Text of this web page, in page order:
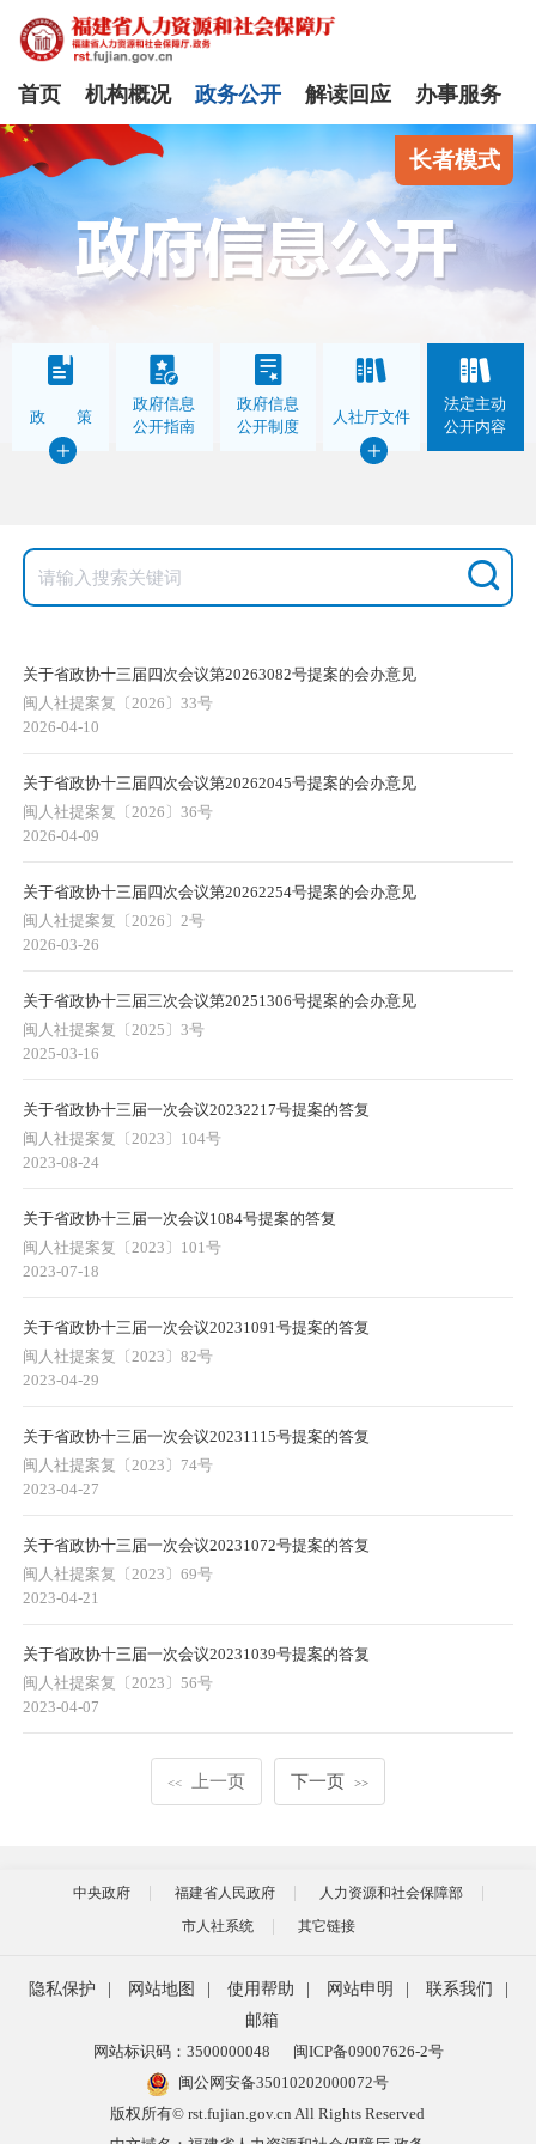
首页 机构概况 政务公开 解读回应 办事服务
长者模式
政 策
政府信息
公开指南
政府信息
公开制度
人社厅文件
法定主动
公开内容
关于省政协十三届四次会议第20263082号提案的会办意见
闽人社提案复〔2026〕33号
2026-04-10
关于省政协十三届四次会议第20262045号提案的会办意见
闽人社提案复〔2026〕36号
2026-04-09
关于省政协十三届四次会议第20262254号提案的会办意见
闽人社提案复〔2026〕2号
2026-03-26
关于省政协十三届三次会议第20251306号提案的会办意见
闽人社提案复〔2025〕3号
2025-03-16
关于省政协十三届一次会议20232217号提案的答复
闽人社提案复〔2023〕104号
2023-08-24
关于省政协十三届一次会议1084号提案的答复
闽人社提案复〔2023〕101号
2023-07-18
关于省政协十三届一次会议20231091号提案的答复
闽人社提案复〔2023〕82号
2023-04-29
关于省政协十三届一次会议20231115号提案的答复
闽人社提案复〔2023〕74号
2023-04-27
关于省政协十三届一次会议20231072号提案的答复
闽人社提案复〔2023〕69号
2023-04-21
关于省政协十三届一次会议20231039号提案的答复
闽人社提案复〔2023〕56号
2023-04-07
<< 上一页 下一页 >>
中央政府 福建省人民政府
人力资源和社会保障部
市人社系统
其它链接
隐私保护 网站地图 使用帮助 网站申明 联系我们
邮箱
网站标识码：3500000048
闽ICP备09007626-2号
闽公网安备35010202000072号
版权所有© rst.fujian.gov.cn All Rights Reserved